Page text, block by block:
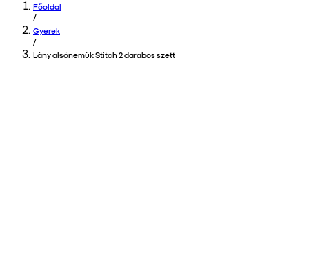
Főoldal
/
Gyerek
/
Lány alsóneműk Stitch 2 darabos szett